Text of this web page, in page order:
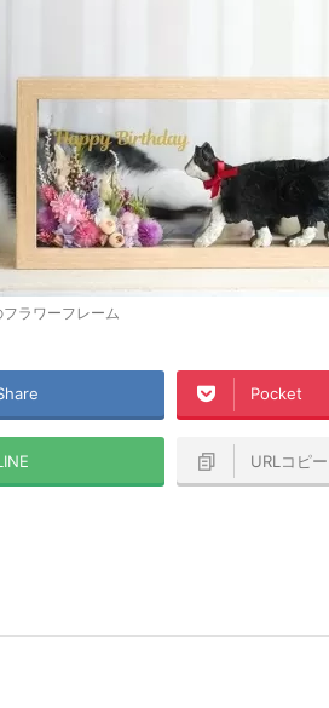
フラワーフレーム
Pocket
URLコピー